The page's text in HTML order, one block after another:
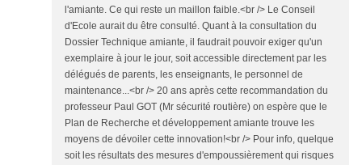
l'amiante. Ce qui reste un maillon faible.<br /> Le Conseil
d'Ecole aurait du être consulté. Quant à la consultation du
Dossier Technique amiante, il faudrait pouvoir exiger qu'un
exemplaire à jour le jour, soit accessible directement par les
délégués de parents, les enseignants, le personnel de
maintenance...<br /> 20 ans après cette recommandation du
professeur Paul GOT (Mr sécurité routière) on espère que le
Plan de Recherche et développement amiante trouve les
moyens de dévoiler cette innovation!<br /> Pour info, quelque
soit les résultats des mesures d'empoussièrement qui risques